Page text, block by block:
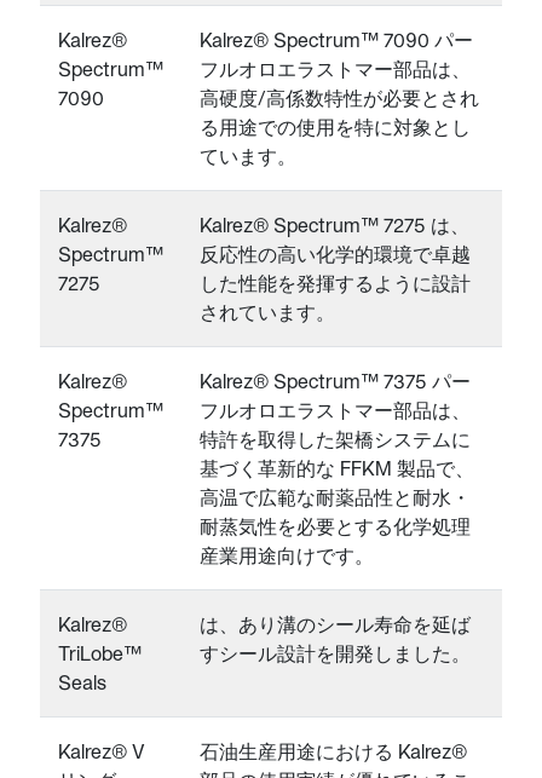
Kalrez®
Spectrum™
7090
Kalrez® Spectrum™ 7090 パー
フルオロエラストマー部品は、
高硬度/高係数特性が必要とされ
る用途での使用を特に対象とし
ています。
Kalrez®
Spectrum™
7275
Kalrez® Spectrum™ 7275 は、
反応性の高い化学的環境で卓越
した性能を発揮するように設計
されています。
Kalrez®
Spectrum™
7375
Kalrez® Spectrum™ 7375 パー
フルオロエラストマー部品は、
特許を取得した架橋システムに
基づく革新的な FFKM 製品で、
高温で広範な耐薬品性と耐水・
耐蒸気性を必要とする化学処理
産業用途向けです。
Kalrez®
TriLobe™
Seals
は、あり溝のシール寿命を延ば
すシール設計を開発しました。
Kalrez® V
石油生産用途における Kalrez®